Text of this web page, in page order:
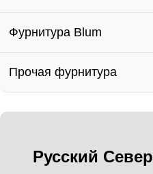
Фурнитура Blum
Прочая фурнитура
Русский Север